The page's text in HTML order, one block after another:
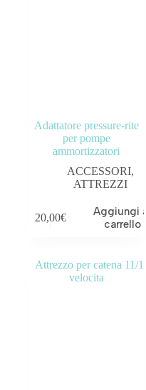
Adattatore pressure-rite
per pompe
ammortizzatori
ACCESSORI,
ATTREZZI
20,00€
Aggiungi al
carrello